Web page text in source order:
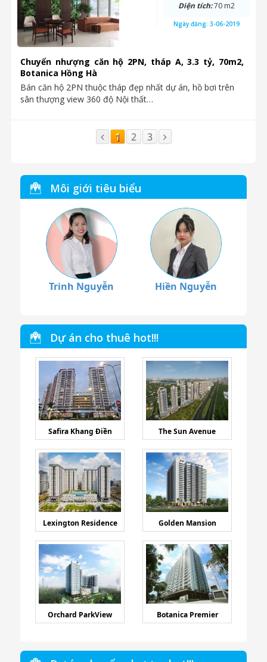
Chuyển nhượng căn hộ 2PN, tháp A, 3.3 tỷ, 70m2,
Botanica Hồng Hà
Bán căn hộ 2PN thuộc tháp đẹp nhất dự án, hồ bơi trên
sân thượng view 360 độ Nội thất…
Diện tích:70 m2
Ngày đăng: 3-06-2019
1 2 3
Môi giới tiêu biểu
Trinh Nguyễn Hiền Nguyễn
Dự án cho thuê hot!!!
Safira Khang Điền The Sun Avenue
Lexington Residence Golden Mansion
Orchard ParkView Botanica Premier